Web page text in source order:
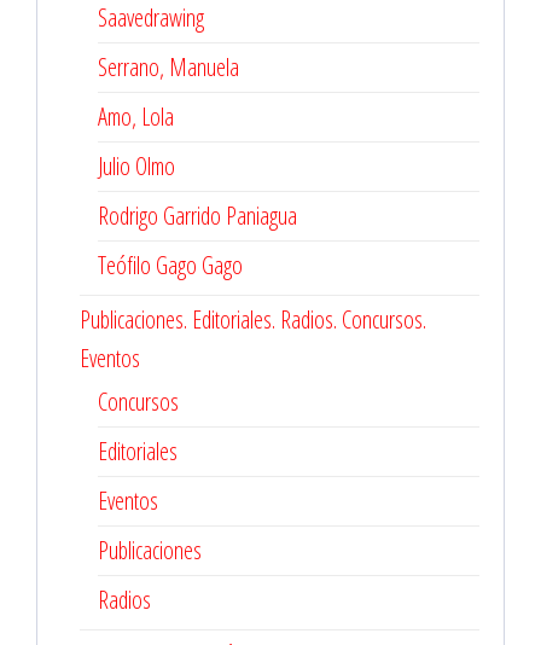
Saavedrawing
Serrano, Manuela
Amo, Lola
Julio Olmo
Rodrigo Garrido Paniagua
Teófilo Gago Gago
Publicaciones. Editoriales. Radios. Concursos.
Eventos
Concursos
Editoriales
Eventos
Publicaciones
Radios